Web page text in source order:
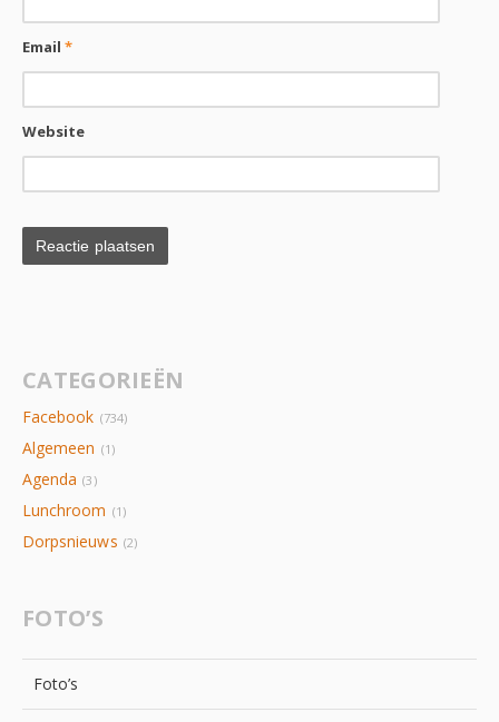
Email*
Website
CATEGORIEËN
Facebook (734)
Algemeen (1)
Agenda (3)
Lunchroom (1)
Dorpsnieuws (2)
FOTO’S
Foto’s